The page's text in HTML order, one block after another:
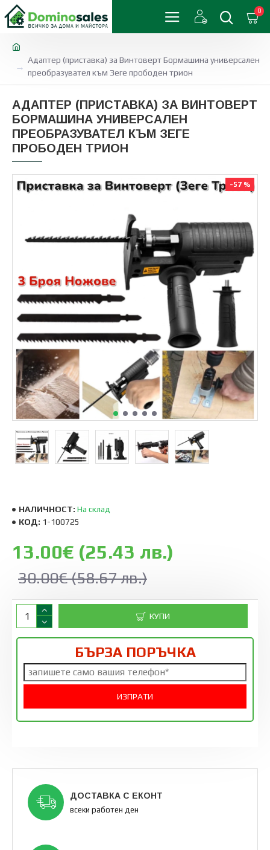
0
Адаптер (приставка) за Винтоверт Бормашина универсален
преобразувател към Зеге прободен трион
АДАПТЕР (ПРИСТАВКА) ЗА ВИНТОВЕРТ
БОРМАШИНА УНИВЕРСАЛЕН
ПРЕОБРАЗУВАТЕЛ КЪМ ЗЕГЕ
ПРОБОДЕН ТРИОН
-57 %
НАЛИЧНОСТ: На склад
КОД: 1-100725
30.00€ (58.67 лв.)
13.00€ (25.43 лв.)
КУПИ
БЪРЗА ПОРЪЧКА
ДОСТАВКА С ЕКОНТ
всеки работен ден